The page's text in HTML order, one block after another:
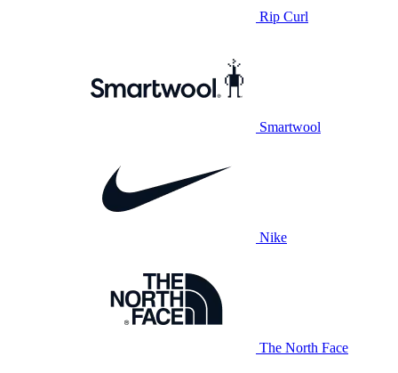
Rip Curl
Smartwool
Nike
The North Face